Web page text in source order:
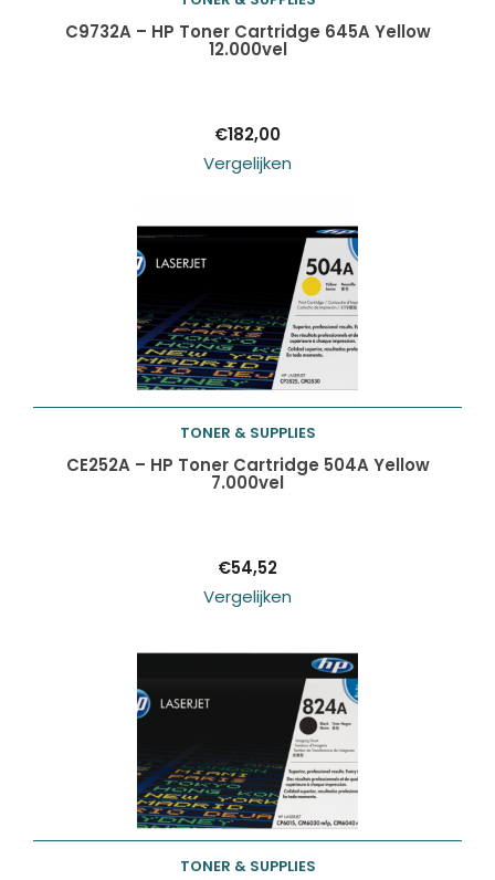
Toevoegen aan
C9732A – HP Toner Cartridge 645A Yellow
12.000vel
€182,00
Vergelijken
Toevoegen aan
TONER & SUPPLIES
CE252A – HP Toner Cartridge 504A Yellow
7.000vel
€54,52
Vergelijken
TONER & SUPPLIES